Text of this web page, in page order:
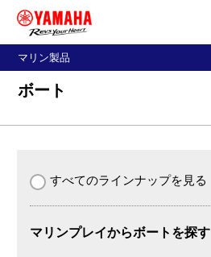
マリン製品
ボート
すべてのラインナップを見る
マリンプレイからボートを探す